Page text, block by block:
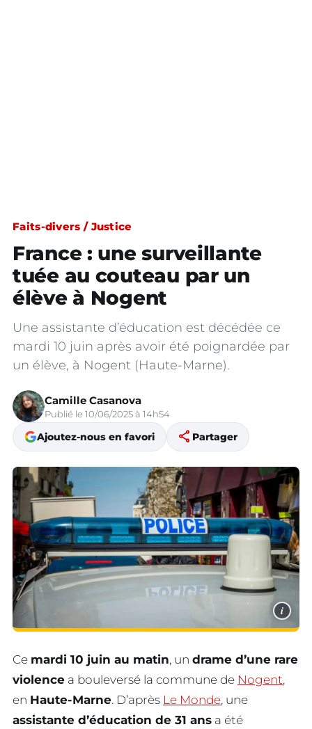
Faits-divers / Justice
France : une surveillante
tuée au couteau par un
élève à Nogent
Une assistante d’éducation est décédée ce
mardi 10 juin après avoir été poignardée par
un élève, à Nogent (Haute-Marne).
Camille Casanova
Publié le 10/06/2025 à 14h54
Ajoutez-nous en favori share Partager
i
Ce mardi 10 juin au matin, un drame d’une rare
violence a bouleversé la commune de Nogent,
en Haute-Marne. D’après Le Monde, une
assistante d’éducation de 31 ans a été